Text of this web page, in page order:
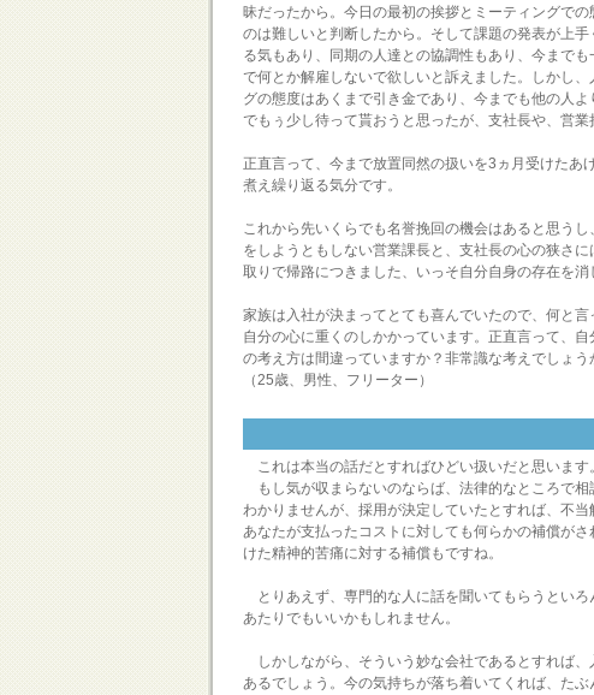
昧だったから。今日の最初の挨拶とミーティングで
のは難しいと判断したから。そして課題の発表が上
る気もあり、同期の人達との協調性もあり、今まで
で何とか解雇しないで欲しいと訴えました。しかし
グの態度はあくまで引き金であり、今までも他の人
でもぅ少し待って貰おうと思ったが、支社長や、営
正直言って、今まで放置同然の扱いを3ヵ月受けたあ
煮え繰り返る気分です。
これから先いくらでも名誉挽回の機会はあると思う
をしようともしない営業課長と、支社長の心の狭さ
取りで帰路につきました、いっそ自分自身の存在を消
家族は入社が決まってとても喜んでいたので、何と
自分の心に重くのしかかっています。正直言って、
の考え方は間違っていますか？非常識な考えでしょう
（25歳、男性、フリーター）
これは本当の話だとすればひどい扱いだと思います。
もし気が収まらないのならば、法律的なところで
わかりませんが、採用が決定していたとすれば、不
あなたが支払ったコストに対しても何らかの補償が
けた精神的苦痛に対する補償もですね。
とりあえず、専門的な人に話を聞いてもらうとい
あたりでもいいかもしれません。
しかしながら、そういう妙な会社であるとすれば
あるでしょう。今の気持ちが落ち着いてくれば、た